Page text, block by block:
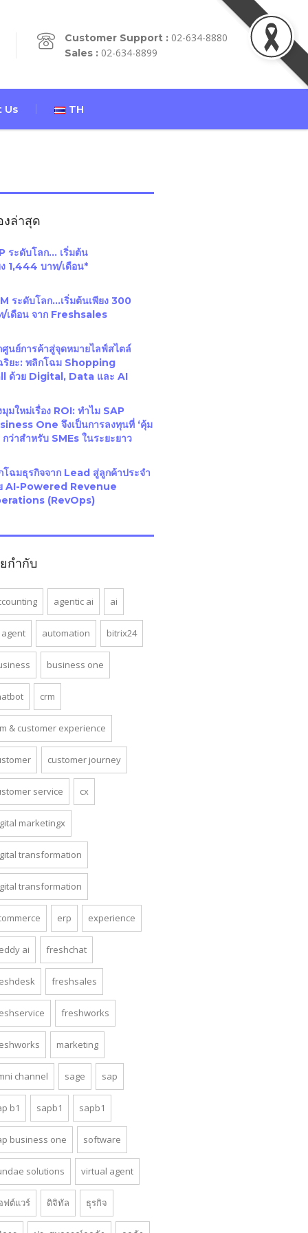
Customer Support : 02-634-8880
Sales : 02-634-8899
Us TH
งล่าสุด
ระดับโลก… เริ่มต้น
ง 1,444 บาท/เดือน*
ระดับโลก…เริ่มต้นเพียง 300
/เดือน จาก Freshsales
ศูนย์การค้าสู่จุดหมายไลฟ์สไตล์
ริยะ: พลิกโฉม Shopping
ด้วย Digital, Data และ AI
มุมใหม่เรื่อง ROI: ทำไม SAP
One จึงเป็นการลงทุนที่ ‘คุ้ม
กว่าสำหรับ SMEs ในระยะยาว
โฉมธุรกิจจาก Lead สู่ลูกค้าประจำ
AI-Powered Revenue
(RevOps)
กำกับ
agentic ai ai
agent automation bitrix24
business one
crm
& customer experience
customer journey
service cx
marketingx
transformation
transformation
erp experience
ai freshchat
freshsales
freshworks
marketing
channel sage sap
b1 sapb1 sapb1
business one software
solutions virtual agent
ฟต์แวร์ ดิจิทัล ธุรกิจ